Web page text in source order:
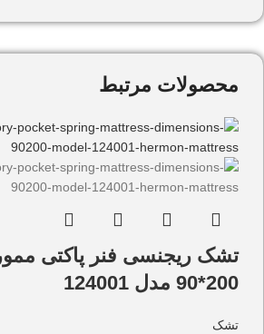
محصولات مرتبط
تشک ریجنسی فنر پاکتی
200*90 مدل 124001
تشک